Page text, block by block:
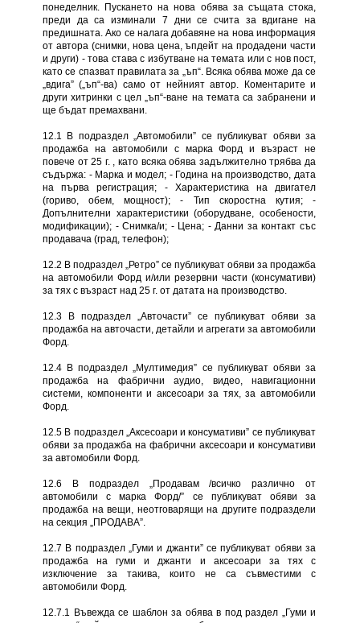
понеделник. Пускането на нова обява за същата стока,
преди да са изминали 7 дни се счита за вдигане на
предишната. Ако се налага добавяне на нова информация
от автора (снимки, нова цена, ъпдейт на продадени части
и други) - това става с избутване на темата или с нов пост,
като се спазват правилата за „ъп“. Всяка обява може да се
„вдига” („ъп“-ва) само от нейният автор. Коментарите и
други хитринки с цел „ъп“-ване на темата са забранени и
ще бъдат премахвани.
12.1 В подраздел „Автомобили” се публикуват обяви за
продажба на автомобили с марка Форд и възраст не
повече от 25 г. , като всяка обява задължително трябва да
съдържа: - Марка и модел; - Година на производство, дата
на първа регистрация; - Характеристика на двигател
(гориво, обем, мощност); - Тип скоростна кутия; -
Допълнителни характеристики (оборудване, особености,
модификации); - Снимка/и; - Цена; - Данни за контакт със
продавача (град, телефон);
12.2 В подраздел „Ретро” се публикуват обяви за продажба
на автомобили Форд и/или резервни части (консумативи)
за тях с възраст над 25 г. от датата на производство.
12.3 В подраздел „Авточасти” се публикуват обяви за
продажба на авточасти, детайли и агрегати за автомобили
Форд.
12.4 В подраздел „Мултимедия” се публикуват обяви за
продажба на фабрични аудио, видео, навигационни
системи, компоненти и аксесоари за тях, за автомобили
Форд.
12.5 В подраздел „Аксесоари и консумативи” се публикуват
обяви за продажба на фабрични аксесоари и консумативи
за автомобили Форд.
12.6 В подраздел „Продавам /всичко различно от
автомобили с марка Форд/” се публикуват обяви за
продажба на вещи, неотговарящи на другите подраздели
на секция „ПРОДАВА”.
12.7 В подраздел „Гуми и джанти” се публикуват обяви за
продажба на гуми и джанти и аксесоари за тях с
изключение за такива, които не са съвместими с
автомобили Форд.
12.7.1 Въвежда се шаблон за обява в под раздел „Гуми и